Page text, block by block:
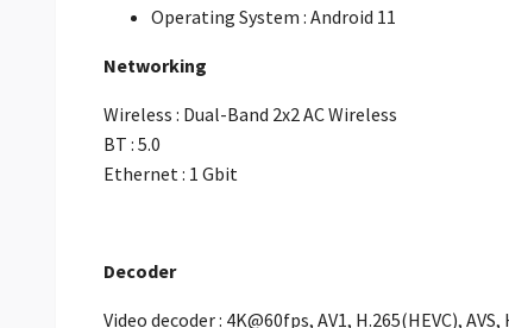
Operating System : Android 11
Networking
Wireless : Dual-Band 2x2 AC Wireless
BT : 5.0
Ethernet : 1 Gbit
Decoder
Video decoder : 4K@60fps, AV1, H.265(HEVC),